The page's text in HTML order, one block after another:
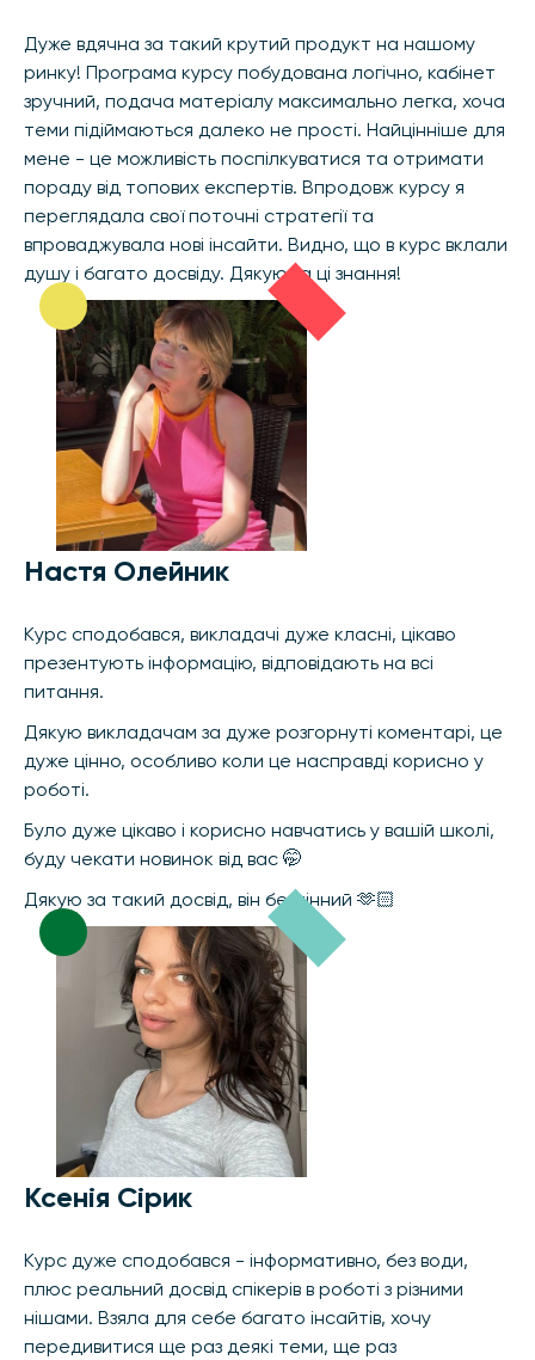
Дуже вдячна за такий крутий продукт на нашому
ринку! Програма курсу побудована логічно, кабінет
зручний, подача матеріалу максимально легка, хоча
теми підіймаються далеко не прості. Найцінніше для
мене - це можливість поспілкуватися та отримати
пораду від топових експертів. Впродовж курсу я
переглядала свої поточні стратегії та
впроваджувала нові інсайти. Видно, що в курс вклали
душу і багато досвіду. Дякую за ці знання!
Настя Олейник
Курс сподобався, викладачі дуже класні, цікаво
презентують інформацію, відповідають на всі
питання.
Дякую викладачам за дуже розгорнуті коментарі, це
дуже цінно, особливо коли це насправді корисно у
роботі.
Було дуже цікаво і корисно навчатись у вашій школі,
буду чекати новинок від вас 🤭
Дякую за такий досвід, він безцінний 🫶🏻
Ксенія Сірик
Курс дуже сподобався - інформативно, без води,
плюс реальний досвід спікерів в роботі з різними
нішами. Взяла для себе багато інсайтів, хочу
передивитися ще раз деякі теми, ще раз